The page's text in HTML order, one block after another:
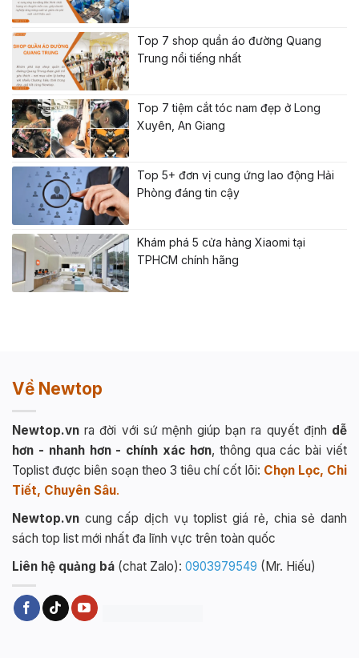
Top 7 shop quần áo đường Quang
Trung nổi tiếng nhất
Top 7 tiệm cắt tóc nam đẹp ở Long
Xuyên, An Giang
Top 5+ đơn vị cung ứng lao động Hải
Phòng đáng tin cậy
Khám phá 5 cửa hàng Xiaomi tại
TPHCM chính hãng
Về Newtop
Newtop.vn ra đời với sứ mệnh giúp bạn ra quyết định dễ
hơn - nhanh hơn - chính xác hơn, thông qua các bài viết
Toplist được biên soạn theo 3 tiêu chí cốt lõi: Chọn Lọc, Chi
Tiết, Chuyên Sâu.
Newtop.vn cung cấp dịch vụ toplist giá rẻ, chia sẻ danh
sách top list mới nhất đa lĩnh vực trên toàn quốc
Liên hệ quảng bá (chat Zalo): 0903979549 (Mr. Hiếu)